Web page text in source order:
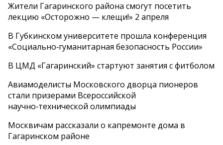
Жители Гагаринского района смогут посетить
лекцию «Осторожно — клещи!» 2 апреля
В Губкинском университете прошла конференция
«Социально‑гуманитарная безопасность России»
В ЦМД «Гагаринский» стартуют занятия с фитболом
Авиамоделисты Московского дворца пионеров
стали призерами Всероссийской
научно‑технической олимпиады
Москвичам рассказали о капремонте дома в
Гагаринском районе